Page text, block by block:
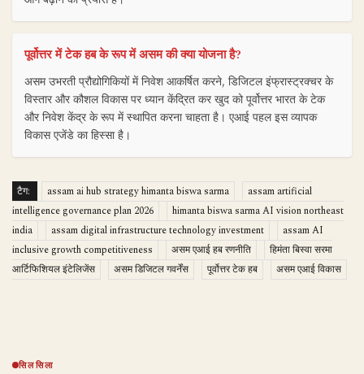
पूर्वोत्तर में टेक हब के रूप में असम की क्या योजना है?
असम उभरती प्रौद्योगिकियों में निवेश आकर्षित करने, डिजिटल इंफ्रास्ट्रक्चर के
विस्तार और कौशल विकास पर ध्यान केंद्रित कर खुद को पूर्वोत्तर भारत के टेक
और निवेश केंद्र के रूप में स्थापित करना चाहता है। एआई पहल इस व्यापक
विकास एजेंडे का हिस्सा है।
टैग: assam ai hub strategy himanta biswa sarma
assam artificial
intelligence governance plan 2026
himanta biswa sarma AI vision northeast
india
assam digital infrastructure technology investment
assam AI
inclusive growth competitiveness
असम एआई हब रणनीति
हिमंता बिस्वा सरमा
आर्टिफिशियल इंटेलिजेंस
असम डिजिटल गवर्नेंस पूर्वोत्तर टेक हब असम एआई विकास
सिलसिला